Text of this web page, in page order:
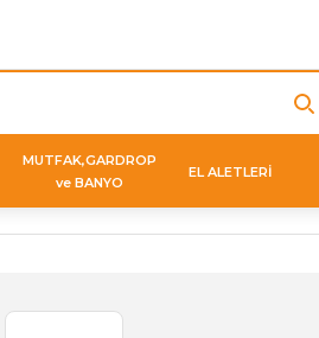
MUTFAK,GARDROP
ve BANYO
EL ALETLERİ